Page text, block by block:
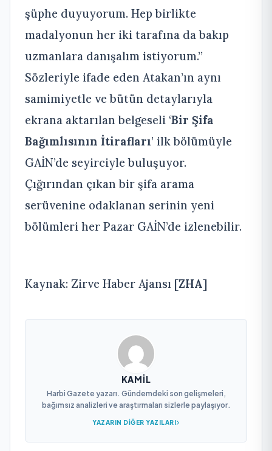
şüphe duyuyorum. Hep birlikte
madalyonun her iki tarafına da bakıp
uzmanlara danışalım istiyorum.’’
Sözleriyle ifade eden Atakan’ın aynı
samimiyetle ve bütün detaylarıyla
ekrana aktarılan belgeseli ‘Bir Şifa
Bağımlısının İtirafları’ ilk bölümüyle
GAİN’de seyirciyle buluşuyor.
Çığırından çıkan bir şifa arama
serüvenine odaklanan serinin yeni
bölümleri her Pazar GAİN’de izlenebilir.
Kaynak: Zirve Haber Ajansı [ZHA]
KAMIL
Harbi Gazete yazarı. Gündemdeki son gelişmeleri,
bağımsız analizleri ve araştırmaları sizlerle paylaşıyor.
YAZARIN DIĞER YAZILARI